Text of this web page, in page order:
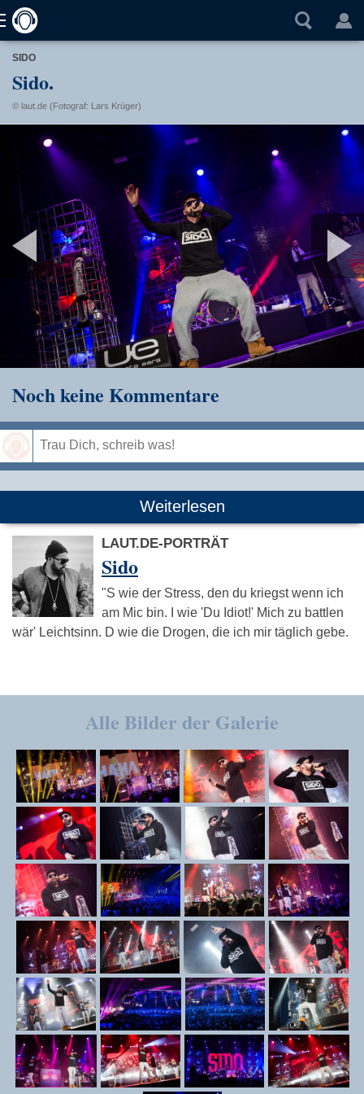
SIDO
Sido.
© laut.de (Fotograf: Lars Krüger)
Noch keine Kommentare
Weiterlesen
LAUT.DE-PORTRÄT
Sido
"S wie der Stress, den du kriegst wenn ich
am Mic bin. I wie 'Du Idiot!' Mich zu battlen
wär' Leichtsinn. D wie die Drogen, die ich mir täglich gebe.
Alle Bilder der Galerie